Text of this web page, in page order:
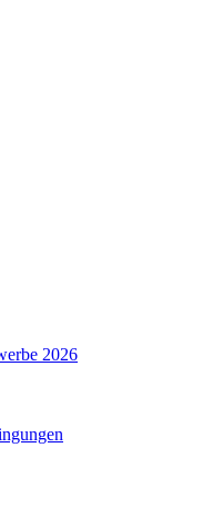
2026